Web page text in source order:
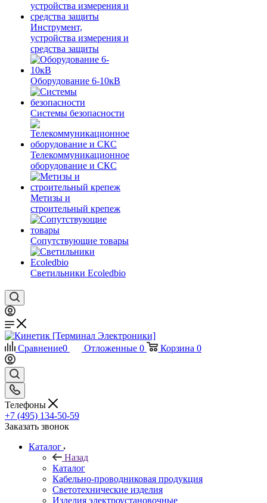
Инструмент,
устройства измерения и
средства защиты
Оборудование 6-10кВ
Системы безопасности
Телекоммуникационное
оборудование и СКС
Метизы и
строительный крепеж
Сопутствующие товары
Светильники Ecoledbio
Сравнение0 Отложенные 0 Корзина 0
Телефоны
+7 (495) 134-50-59
Заказать звонок
Каталог
Назад
Каталог
Кабельно-проводниковая продукция
Светотехнические изделия
Изделия электроустановочные